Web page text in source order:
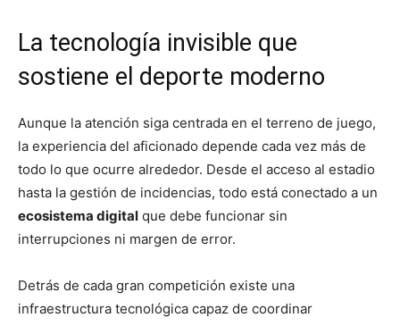
La tecnología invisible que
sostiene el deporte moderno
Aunque la atención siga centrada en el terreno de juego,
la experiencia del aficionado depende cada vez más de
todo lo que ocurre alrededor. Desde el acceso al estadio
hasta la gestión de incidencias, todo está conectado a un
ecosistema digital que debe funcionar sin
interrupciones ni margen de error.
Detrás de cada gran competición existe una
infraestructura tecnológica capaz de coordinar